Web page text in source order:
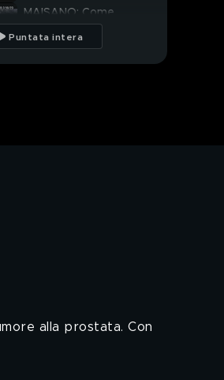
MAISANO: Come
vivevano insieme ebrei
e palestinesi prima del
Puntata intera
alla prostata. Con